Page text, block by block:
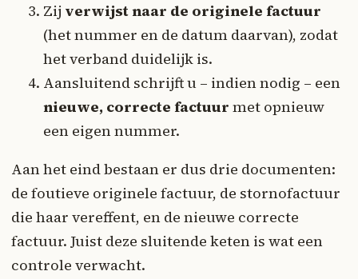
Zij verwijst naar de originele factuur
(het nummer en de datum daarvan), zodat
het verband duidelijk is.
Aansluitend schrijft u – indien nodig – een
nieuwe, correcte factuur met opnieuw
een eigen nummer.
Aan het eind bestaan er dus drie documenten:
de foutieve originele factuur, de stornofactuur
die haar vereffent, en de nieuwe correcte
factuur. Juist deze sluitende keten is wat een
controle verwacht.